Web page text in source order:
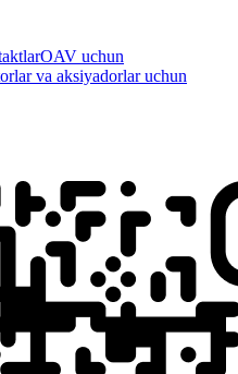
OAV uchun
va aksiyadorlar uchun